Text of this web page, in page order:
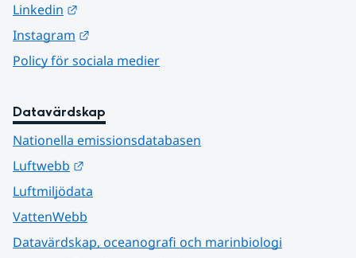
Linkedin
Instagram
Policy för sociala medier
Datavärdskap
Nationella emissionsdatabasen
Luftwebb
Luftmiljödata
VattenWebb
Datavärdskap, oceanografi och marinbiologi